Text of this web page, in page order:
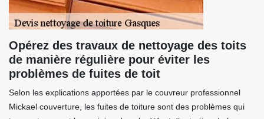
Opérez des travaux de nettoyage des toits
de manière régulière pour éviter les
problèmes de fuites de toit
Selon les explications apportées par le couvreur professionnel
Mickael couverture, les fuites de toiture sont des problèmes qui